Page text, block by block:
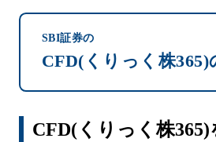
SBI証券の
CFD(くりっく株365)
CFD(くりっく株365)